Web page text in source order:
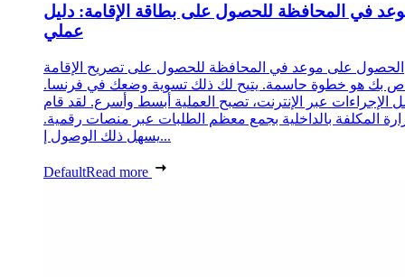
في المحافظة للحصول على بطاقة الإقامة: دليل
عملي
الحصول على موعد في المحافظة للحصول على تصريح الإقامة
بك هو خطوة حاسمة. يتيح لك ذلك تسوية وضعك في فرنسا.
الإجراءات عبر الإنترنت، تصبح العملية أبسط وأسرع. لقد قام
المكلفة بالداخلية بجمع معظم الطلبات عبر منصات رقمية.
يسهل ذلك الوصول إ...
DefaultRead more